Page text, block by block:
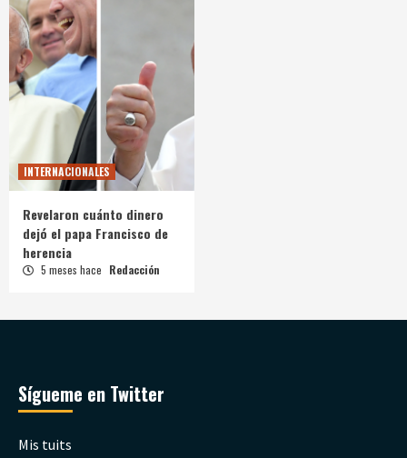
INTERNACIONALES
Revelaron cuánto dinero
dejó el papa Francisco de
herencia
5 meses hace Redacción
Sígueme en Twitter
Mis tuits